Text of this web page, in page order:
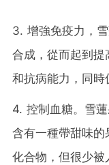
3. 增強免疫力，
合成，從而起到提
和抗病能力，同時
4. 控制血糖。雪
含有一種帶甜味
化合物，但很少